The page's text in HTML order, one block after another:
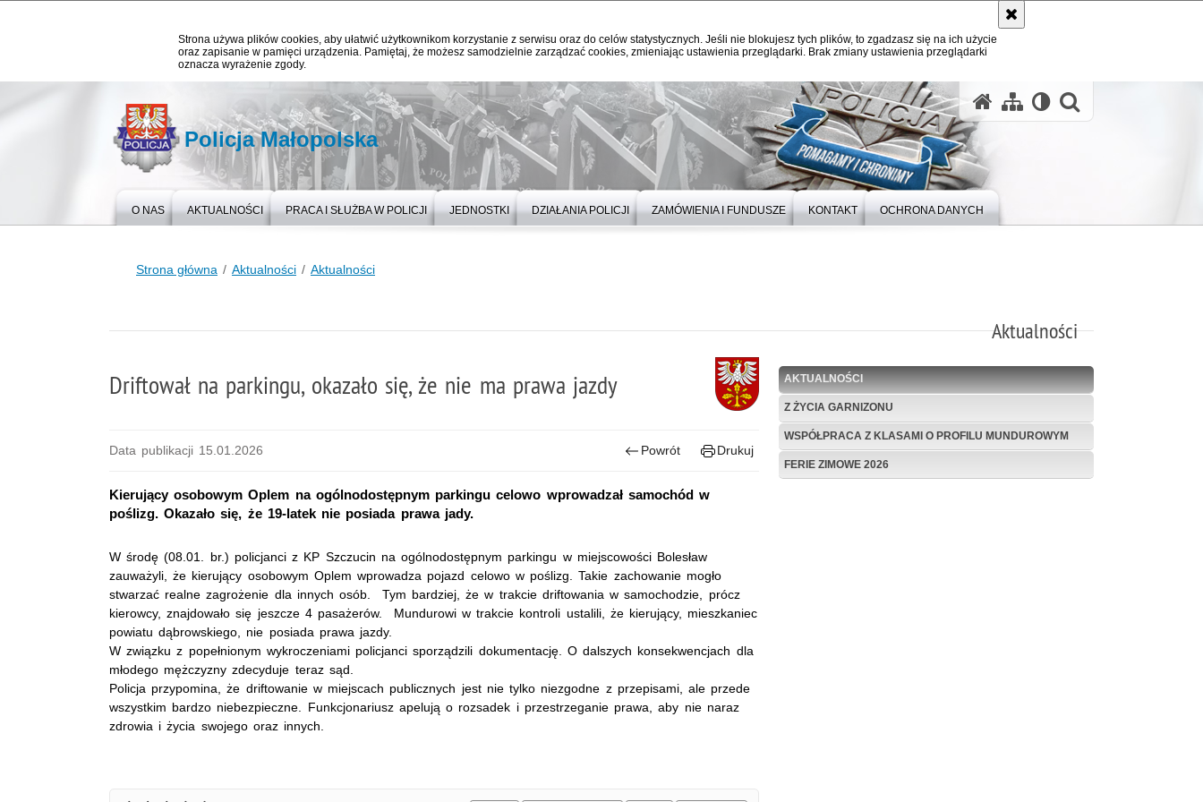
Strona używa plików cookies, aby ułatwić użytkownikom korzystanie z serwisu oraz do celów statystycznych. Jeśli nie blokujesz tych plików, to zgadzasz się na ich użycie
oraz zapisanie w pamięci urządzenia. Pamiętaj, że możesz samodzielnie zarządzać cookies, zmieniając ustawienia przeglądarki. Brak zmiany ustawienia przeglądarki
oznacza wyrażenie zgody.
Policja Małopolska
O NAS AKTUALNOŚCI PRACA I SŁUŻBA W POLICJI JEDNOSTKI DZIAŁANIA POLICJI ZAMÓWIENIA I FUNDUSZE KONTAKT OCHRONA DANYCH
Strona główna Aktualności Aktualności
Aktualności
Driftował na parkingu, okazało się, że nie ma prawa jazdy
Data publikacji 15.01.2026 Powrót Drukuj
Kierujący osobowym Oplem na ogólnodostępnym parkingu celowo wprowadzał samochód w
poślizg. Okazało się, że 19-latek nie posiada prawa jady.
W środę (08.01. br.) policjanci z KP Szczucin na ogólnodostępnym parkingu w miejscowości Bolesław
zauważyli, że kierujący osobowym Oplem wprowadza pojazd celowo w poślizg. Takie zachowanie mogło
stwarzać realne zagrożenie dla innych osób. Tym bardziej, że w trakcie driftowania w samochodzie, prócz
kierowcy, znajdowało się jeszcze 4 pasażerów. Mundurowi w trakcie kontroli ustalili, że kierujący, mieszkaniec
powiatu dąbrowskiego, nie posiada prawa jazdy.
W związku z popełnionym wykroczeniami policjanci sporządzili dokumentację. O dalszych konsekwencjach dla
młodego mężczyzny zdecyduje teraz sąd.
Policja przypomina, że driftowanie w miejscach publicznych jest nie tylko niezgodne z przepisami, ale przede
wszystkim bardzo niebezpieczne. Funkcjonariusz apelują o rozsadek i przestrzeganie prawa, aby nie naraz
zdrowia i życia swojego oraz innych.
AKTUALNOŚCI
Z ŻYCIA GARNIZONU
WSPÓŁPRACA Z KLASAMI O PROFILU MUNDUROWYM
FERIE ZIMOWE 2026